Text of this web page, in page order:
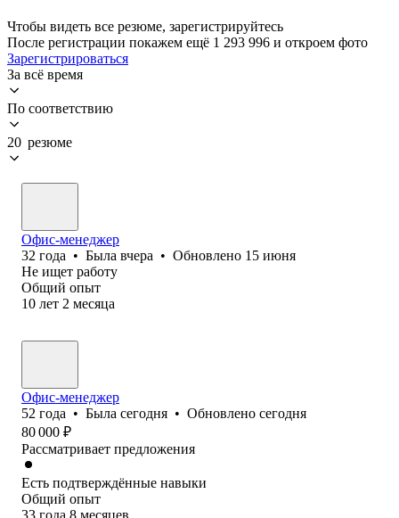
Чтобы видеть все резюме, зарегистрируйтесь
После регистрации покажем ещё 1 293 996 и откроем фото
Зарегистрироваться
За всё время
По соответствию
20 резюме
Офис-менеджер
32 года • Была вчера • Обновлено 15 июня
Не ищет работу
Общий опыт
10 лет 2 месяца
Офис-менеджер
52 года • Была сегодня • Обновлено сегодня
80 000 ₽
Рассматривает предложения
Есть подтверждённые навыки
Общий опыт
33 года 8 месяцев